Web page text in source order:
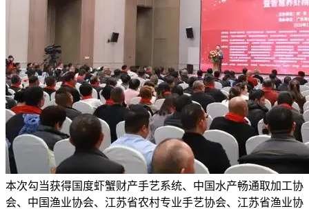
本次勾当获得国度虾蟹财产手艺系统、中国水产畅通取加工协
会、中国渔业协会、江苏省农村专业手艺协会、江苏省渔业协